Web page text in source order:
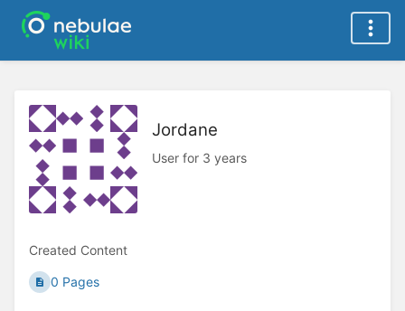
Jordane
User for 3 years
Created Content
0 Pages